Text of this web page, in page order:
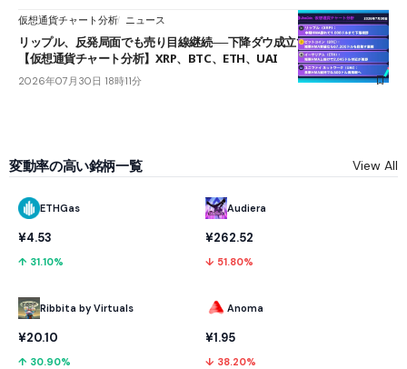
仮想通貨チャート分析 ニュース
リップル、反発局面でも売り目線継続──下降ダウ成立で下値追う展開
【仮想通貨チャート分析】XRP、BTC、ETH、UAI
2026年07月30日 18時11分
変動率の高い銘柄一覧 View All
ETHGas
¥4.53
↑ 31.10%
Ribbita by Virtuals
¥20.10
↑ 30.90%
Audiera
¥262.52
↓ 51.80%
Anoma
¥1.95
↓ 38.20%